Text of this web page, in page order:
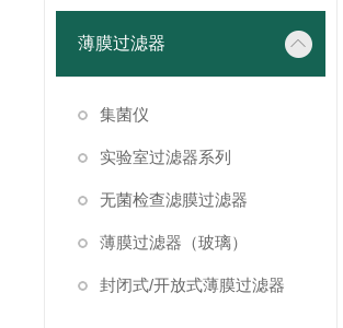
薄膜过滤器
集菌仪
实验室过滤器系列
无菌检查滤膜过滤器
薄膜过滤器（玻璃）
封闭式/开放式薄膜过滤器